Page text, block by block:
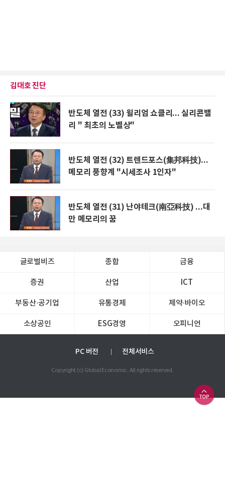
김대호 진단
반도체 열전 (33) 윌리엄 쇼클리... 실리콘밸
리 " 최초의 노벨상"
반도체 열전 (32) 트렌드포스(集邦科技)...
메모리 풍향계 "시세조사 1인자"
반도체 열전 (31) 난야테크(南亞科技) ...대
만 메모리의 꿈
글로벌비즈 종합 금융
증권 산업 ICT
부동산·공기업 유통경제 제약∙바이오
소상공인 ESG경영 오피니언
PC 버전 전체서비스
Copyright (c) Global Economic. All rights reserved.